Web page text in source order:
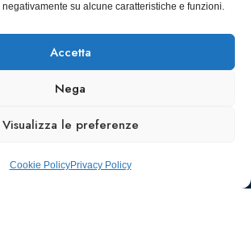
su alcune caratteristiche e funzioni.
Accetta
Nega
Visualizza le preferenze
Cookie PolicyPrivacy Policy
SCARICA
ICS